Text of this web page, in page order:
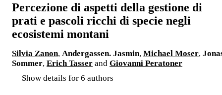
Percezione di aspetti della gestione di
prati e pascoli ricchi di specie negli
ecosistemi montani
Silvia Zanon, Andergassen. Jasmin, Michael Moser,
Sommer, Erich Tasser and Giovanni Peratoner
Show details for 6 authors